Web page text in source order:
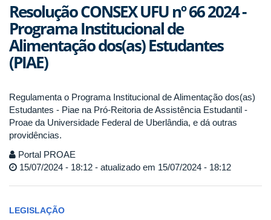
Resolução CONSEX UFU nº 66 2024 -
Programa Institucional de
Alimentação dos(as) Estudantes
(PIAE)
Regulamenta o Programa Institucional de Alimentação dos(as)
Estudantes - Piae na Pró-Reitoria de Assistência Estudantil -
Proae da Universidade Federal de Uberlândia, e dá outras
providências.
Portal PROAE
15/07/2024 - 18:12 - atualizado em 15/07/2024 - 18:12
LEGISLAÇÃO